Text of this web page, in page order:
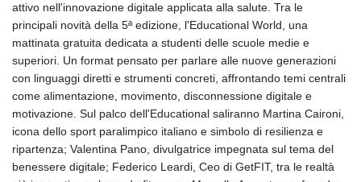
attivo nell'innovazione digitale applicata alla salute. Tra le
principali novità della 5ª edizione, l'Educational World, una
mattinata gratuita dedicata a studenti delle scuole medie e
superiori. Un format pensato per parlare alle nuove generazioni
con linguaggi diretti e strumenti concreti, affrontando temi centrali
come alimentazione, movimento, disconnessione digitale e
motivazione. Sul palco dell'Educational saliranno Martina Caironi,
icona dello sport paralimpico italiano e simbolo di resilienza e
ripartenza; Valentina Pano, divulgatrice impegnata sul tema del
benessere digitale; Federico Leardi, Ceo di GetFIT, tra le realtà